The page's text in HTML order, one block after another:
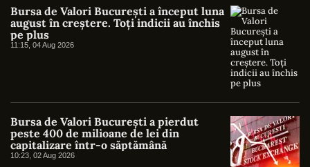
Bursa de Valori București a început luna
august în creștere. Toți indicii au închis
pe plus
11:15, 04 Aug 2026
Bursa de Valori București a pierdut
peste 400 de milioane de lei din
capitalizare într-o săptămână
10:23, 02 Aug 2026